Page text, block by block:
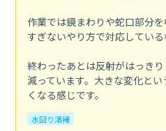
作業では鏡まわりや蛇口部分
すぎないやり方で対応している
終わったあとは反射がはっき
減っています。大きな変化と
くなる感じです。
水回り清掃